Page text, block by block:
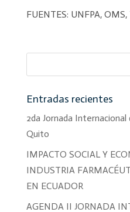
FUENTES: UNFPA,
Entradas recientes
2da Jornada
Quito
IMPACTO SOCIAL Y
INDUSTRIA
EN ECUADOR
AGENDA II JORNADA